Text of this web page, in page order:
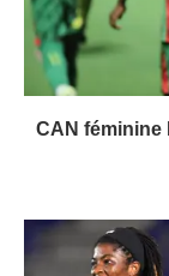
CAN féminine